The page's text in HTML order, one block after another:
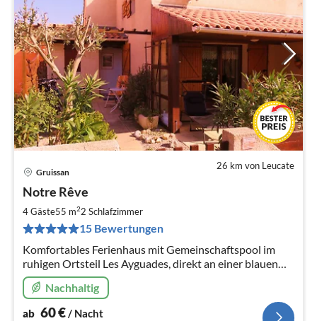
26 km von Leucate
Gruissan
Notre Rêve
4 Gäste55 m22 Schlafzimmer
15 Bewertungen
Komfortables Ferienhaus mit Gemeinschaftspool im
ruhigen Ortsteil Les Ayguades, direkt an einer blauen
Lagune, am Fuße des La Clape gelegen, 500m zum
traumhaften Strand.
Nachhaltig
ab 60€ / Nacht